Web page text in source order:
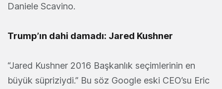
Daniele Scavino.
Trump’ın dahi damadı: Jared Kushner
“Jared Kushner 2016 Başkanlık seçimlerinin en
büyük süpriziydi.” Bu söz Google eski CEO’su Eric